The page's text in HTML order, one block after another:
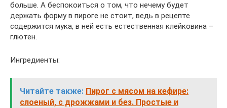
больше. А беспокоиться о том, что нечему будет
держать форму в пироге не стоит, ведь в рецепте
содержится мука, в ней есть естественная клейковина –
глютен.
Ингредиенты:
Читайте также: Пирог с мясом на кефире:
слоеный, с дрожжами и без. Простые и